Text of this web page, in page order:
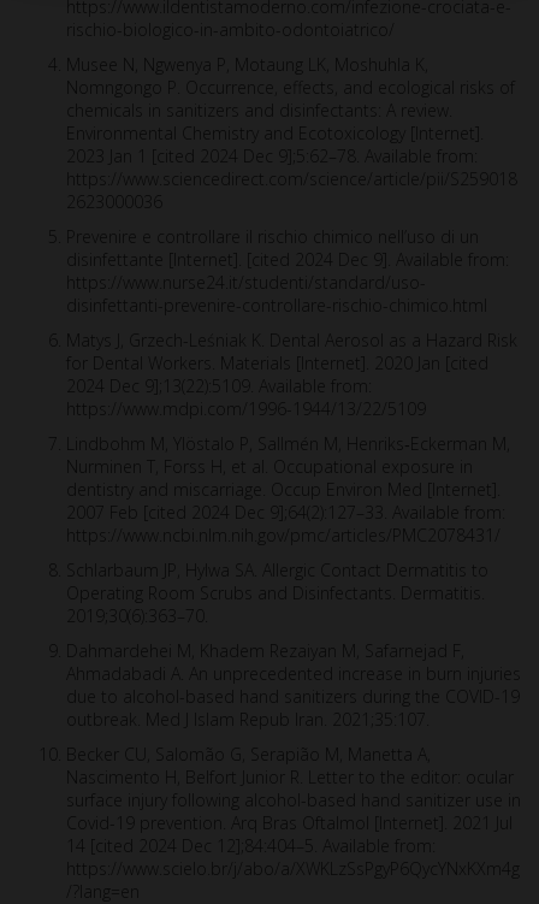
https://www.ildentistamoderno.com/infezione-crociata-e-
rischio-biologico-in-ambito-odontoiatrico/
Musee N, Ngwenya P, Motaung LK, Moshuhla K,
Nomngongo P. Occurrence, effects, and ecological risks of
chemicals in sanitizers and disinfectants: A review.
Environmental Chemistry and Ecotoxicology [Internet].
2023 Jan 1 [cited 2024 Dec 9];5:62–78. Available from:
https://www.sciencedirect.com/science/article/pii/S259018
2623000036
Prevenire e controllare il rischio chimico nell’uso di un
disinfettante [Internet]. [cited 2024 Dec 9]. Available from:
https://www.nurse24.it/studenti/standard/uso-
disinfettanti-prevenire-controllare-rischio-chimico.html
Matys J, Grzech-Leśniak K. Dental Aerosol as a Hazard Risk
for Dental Workers. Materials [Internet]. 2020 Jan [cited
2024 Dec 9];13(22):5109. Available from:
https://www.mdpi.com/1996-1944/13/22/5109
Lindbohm M, Ylöstalo P, Sallmén M, Henriks‐Eckerman M,
Nurminen T, Forss H, et al. Occupational exposure in
dentistry and miscarriage. Occup Environ Med [Internet].
2007 Feb [cited 2024 Dec 9];64(2):127–33. Available from:
https://www.ncbi.nlm.nih.gov/pmc/articles/PMC2078431/
Schlarbaum JP, Hylwa SA. Allergic Contact Dermatitis to
Operating Room Scrubs and Disinfectants. Dermatitis.
2019;30(6):363–70.
Dahmardehei M, Khadem Rezaiyan M, Safarnejad F,
Ahmadabadi A. An unprecedented increase in burn injuries
due to alcohol-based hand sanitizers during the COVID-19
outbreak. Med J Islam Repub Iran. 2021;35:107.
Becker CU, Salomão G, Serapião M, Manetta A,
Nascimento H, Belfort Junior R. Letter to the editor: ocular
surface injury following alcohol-based hand sanitizer use in
Covid-19 prevention. Arq Bras Oftalmol [Internet]. 2021 Jul
14 [cited 2024 Dec 12];84:404–5. Available from:
https://www.scielo.br/j/abo/a/XWKLzSsPgyP6QycYNxKXm4g
/?lang=en